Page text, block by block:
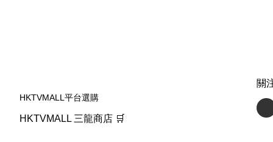
HKTVMALL平台選購
HKTVMALL 三龍商店 🛒
關